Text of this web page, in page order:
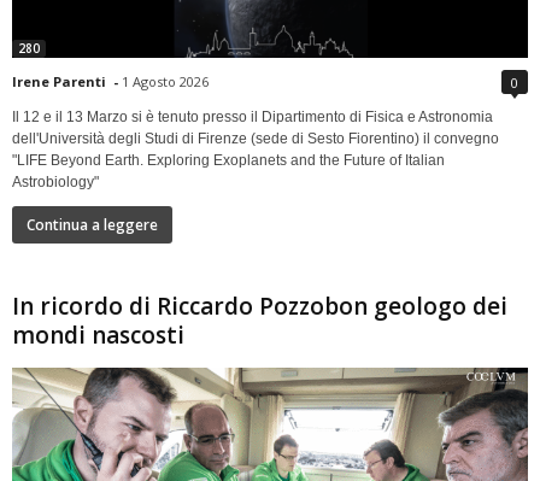
280
Irene Parenti - 1 Agosto 2026 0
Il 12 e il 13 Marzo si è tenuto presso il Dipartimento di Fisica e Astronomia
dell'Università degli Studi di Firenze (sede di Sesto Fiorentino) il convegno
"LIFE Beyond Earth. Exploring Exoplanets and the Future of Italian
Astrobiology"
Continua a leggere
In ricordo di Riccardo Pozzobon geologo dei
mondi nascosti